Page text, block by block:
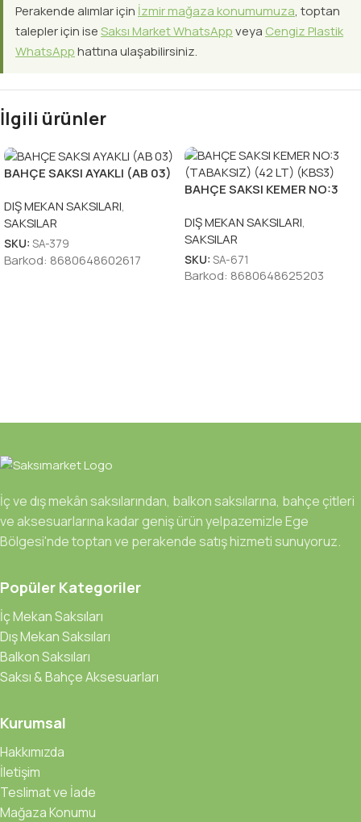
Perakende alımlar için İzmir mağaza konumumuza, toptan
talepler için iseSaksı Market WhatsAppveya Cengiz Plastik
WhatsApphattına ulaşabilirsiniz.
İlgili ürünler
BAHÇE SAKSI AYAKLI (AB 03)
DIŞ MEKAN SAKSILARI,
SAKSILAR
SKU: SA-379
Barkod: 8680648602617
BAHÇE SAKSI KEMER NO:3
DIŞ MEKAN SAKSILARI,
SAKSILAR
SKU: SA-671
Barkod: 8680648625203
İç ve dış mekân saksılarından, balkon saksılarına, bahçe çitleri
ve aksesuarlarına kadar geniş ürün yelpazemizle Ege
Bölgesi'nde toptan ve perakende satış hizmeti sunuyoruz.
Popüler Kategoriler
İç Mekan Saksıları
Dış Mekan Saksıları
Balkon Saksıları
Saksı & Bahçe Aksesuarları
Kurumsal
Hakkımızda
İletişim
Teslimat ve İade
Mağaza Konumu